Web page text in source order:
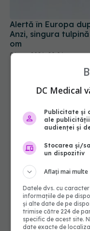
Alertă în Europa
Anzi, singura
om
06 aug 2026, 20:06
DC Medical
Publicitate și
ale
audienței și
Stocarea și/
un dispozitiv
Aflați mai multe
Datele dvs. cu
informațiile de pe
și alte date de pe
trimise către 224 de
specific de acest site.
date exacte de